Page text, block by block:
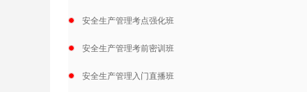
安全生产管理考点强化班
安全生产管理考前密训班
安全生产管理入门直播班